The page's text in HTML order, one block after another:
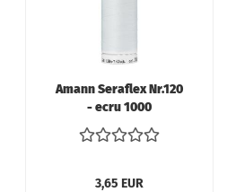
Amann Seraflex Nr.120
- ecru 1000
3,65 EUR